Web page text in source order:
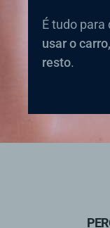
É tudo para
usar o
resto.